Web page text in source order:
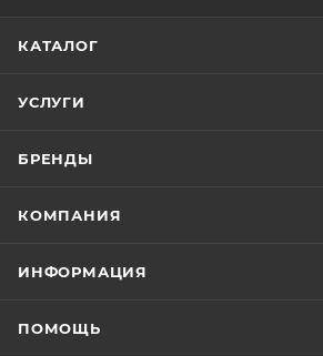
КАТАЛОГ
УСЛУГИ
БРЕНДЫ
КОМПАНИЯ
ИНФОРМАЦИЯ
ПОМОЩЬ